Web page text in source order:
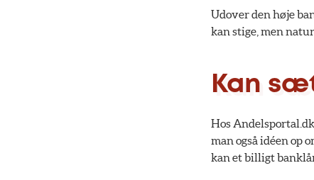
Udover den høje
kan stige, men
Kan
Hos
man også idéen op
kan et billigt